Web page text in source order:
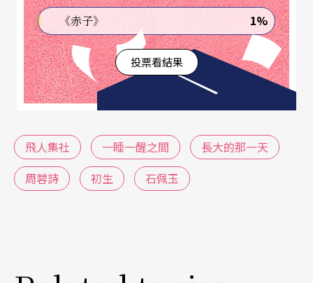
《赤子》 1%
投票看結果
飛人集社 一睡一醒之間
長大的那一天
周蓉詩
初生 石佩玉